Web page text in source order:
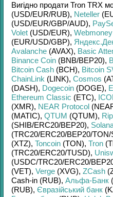
Вигідно продати Tron TRX
(USD/EUR/RUB), Neteller
(USD/EUR/GBP/AUD),
Volet (USD/EUR), Webmoney
(EUR/USD/GBP),
Avalanche (AVAX), Basic
Binance Coin (BNB/BEP20),
Bitcoin Cash (BCH), Bitcoin
ChainLink (LINK), Cosmos
(DASH), Dogecoin (DOGE),
Ethereum Classic (ETC),
(XMR), NEAR Protocol
(MATIC), QTUM (QTUM),
(SHIB/ERC20/BEP20),
(TRC20/ERC20/BEP20/TON/
(XTZ), Toncoin (TON), Tron
(TRC20/ERC20/TUSD),
(USDC/TRC20/ERC20/
(VET), Verge (XVG), ZCash
Cash-in (RUB), Альфа-Банк
(RUB), Євразійський банк